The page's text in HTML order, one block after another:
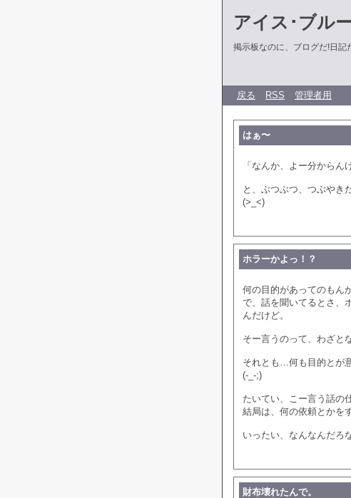
アイス･ブル
掲示板なのに、ブログだ!日記
戻る RSS 管理者用
はぁ〜
「なんか、よー分からん
と、ぶつぶつ、つぶやき
(>_<)
ホラーかよっ！？
何の目的があってのもん
で、話を聞いてるとさ、
んだけど。
そー言うのって、わざと
それとも…何も目的とが
(-_-;)
たいてい、こー言う話の
結局は、何の依頼とかを
いったい、なんなんだろ
財布壊れたんで。